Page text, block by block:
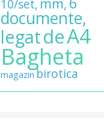
10/set,
documente,
legatdeA4
Bagheta
magazinbirotica